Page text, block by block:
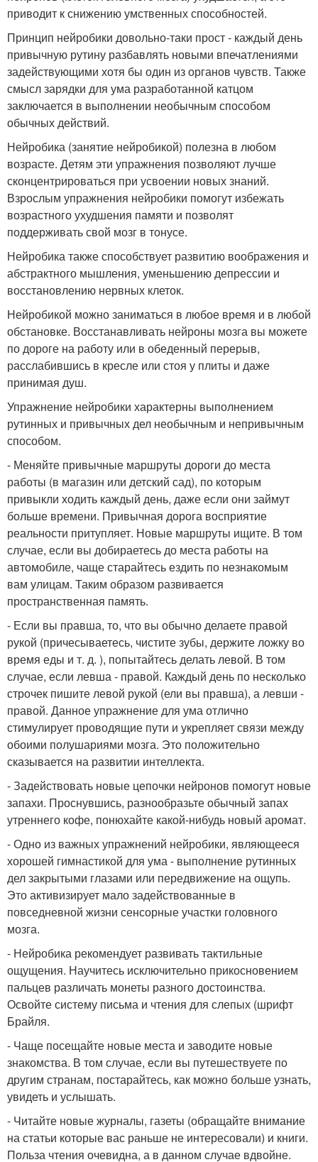
приводит к снижению умственных способностей.
Принцип нейробики довольно-таки прост - каждый день
привычную рутину разбавлять новыми впечатлениями
задействующими хотя бы один из органов чувств. Также
смысл зарядки для ума разработанной катцом
заключается в выполнении необычным способом
обычных действий.
Нейробика (занятие нейробикой) полезна в любом
возрасте. Детям эти упражнения позволяют лучше
сконцентрироваться при усвоении новых знаний.
Взрослым упражнения нейробики помогут избежать
возрастного ухудшения памяти и позволят
поддерживать свой мозг в тонусе.
Нейробика также способствует развитию воображения и
абстрактного мышления, уменьшению депрессии и
восстановлению нервных клеток.
Нейробикой можно заниматься в любое время и в любой
обстановке. Восстанавливать нейроны мозга вы можете
по дороге на работу или в обеденный перерыв,
расслабившись в кресле или стоя у плиты и даже
принимая душ.
Упражнение нейробики характерны выполнением
рутинных и привычных дел необычным и непривычным
способом.
- Меняйте привычные маршруты дороги до места
работы (в магазин или детский сад), по которым
привыкли ходить каждый день, даже если они займут
больше времени. Привычная дорога восприятие
реальности притупляет. Новые маршруты ищите. В том
случае, если вы добираетесь до места работы на
автомобиле, чаще старайтесь ездить по незнакомым
вам улицам. Таким образом развивается
пространственная память.
- Если вы правша, то, что вы обычно делаете правой
рукой (причесываетесь, чистите зубы, держите ложку во
время еды и т. д. ), попытайтесь делать левой. В том
случае, если левша - правой. Каждый день по несколько
строчек пишите левой рукой (ели вы правша), а левши -
правой. Данное упражнение для ума отлично
стимулирует проводящие пути и укрепляет связи между
обоими полушариями мозга. Это положительно
сказывается на развитии интеллекта.
- Задействовать новые цепочки нейронов помогут новые
запахи. Проснувшись, разнообразьте обычный запах
утреннего кофе, понюхайте какой-нибудь новый аромат.
- Одно из важных упражнений нейробики, являющееся
хорошей гимнастикой для ума - выполнение рутинных
дел закрытыми глазами или передвижение на ощупь.
Это активизирует мало задействованные в
повседневной жизни сенсорные участки головного
мозга.
- Нейробика рекомендует развивать тактильные
ощущения. Научитесь исключительно прикосновением
пальцев различать монеты разного достоинства.
Освойте систему письма и чтения для слепых (шрифт
Брайля.
- Чаще посещайте новые места и заводите новые
знакомства. В том случае, если вы путешествуете по
другим странам, постарайтесь, как можно больше узнать,
увидеть и услышать.
- Читайте новые журналы, газеты (обращайте внимание
на статьи которые вас раньше не интересовали) и книги.
Польза чтения очевидна, а в данном случае вдвойне.